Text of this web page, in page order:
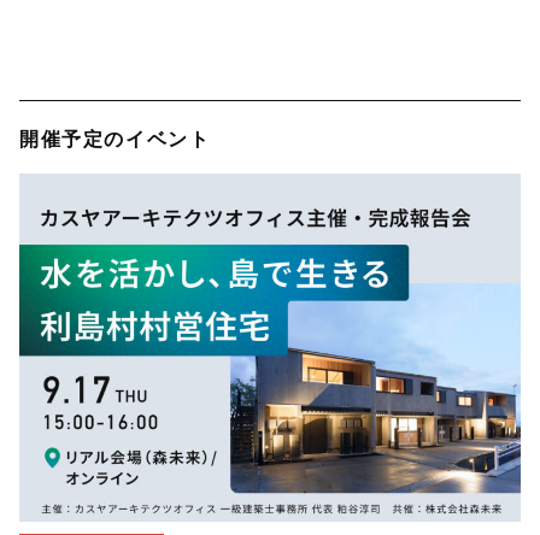
開催予定のイベント